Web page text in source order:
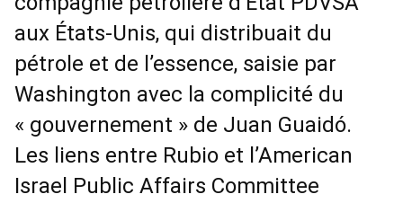
aux États-Unis, qui distribuait du
pétrole et de l’essence, saisie par
Washington avec la complicité du
« gouvernement » de Juan Guaidó.
Les liens entre Rubio et l’American
Israel Public Affairs Committee